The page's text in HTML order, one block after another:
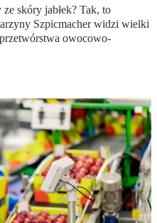
skóry jabłek? Tak, to
Szpicmacher widzi wielki
owocowo-